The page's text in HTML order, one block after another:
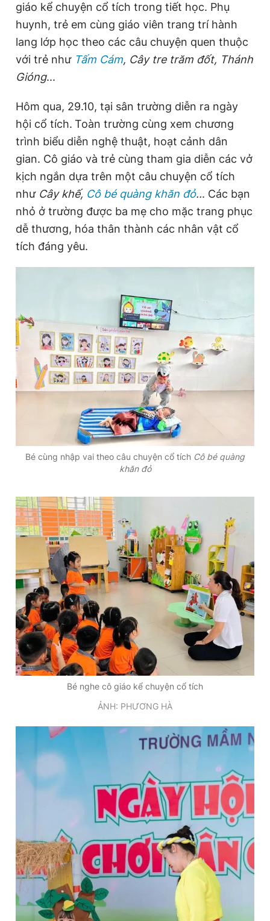
giáo kể chuyện cổ tích trong tiết học. Phụ
huynh, trẻ em cùng giáo viên trang trí hành
lang lớp học theo các câu chuyện quen thuộc
với trẻ như Tấm Cám, Cây tre trăm đốt, Thánh
Gióng...
Hôm qua, 29.10, tại sân trường diễn ra ngày
hội cổ tích. Toàn trường cùng xem chương
trình biểu diễn nghệ thuật, hoạt cảnh dân
gian. Cô giáo và trẻ cùng tham gia diễn các vở
kịch ngắn dựa trên một câu chuyện cổ tích
nhưCây khế, Cô bé quàng khăn đỏ... Các bạn
nhỏ ở trường được ba mẹ cho mặc trang phục
dễ thương, hóa thân thành các nhân vật cổ
tích đáng yêu.
Bé cùng nhập vai theo câu chuyện cổ tích Cô bé quàng
khăn đỏ
Bé nghe cô giáo kể chuyện cổ tích
ẢNH: PHƯƠNG HÀ